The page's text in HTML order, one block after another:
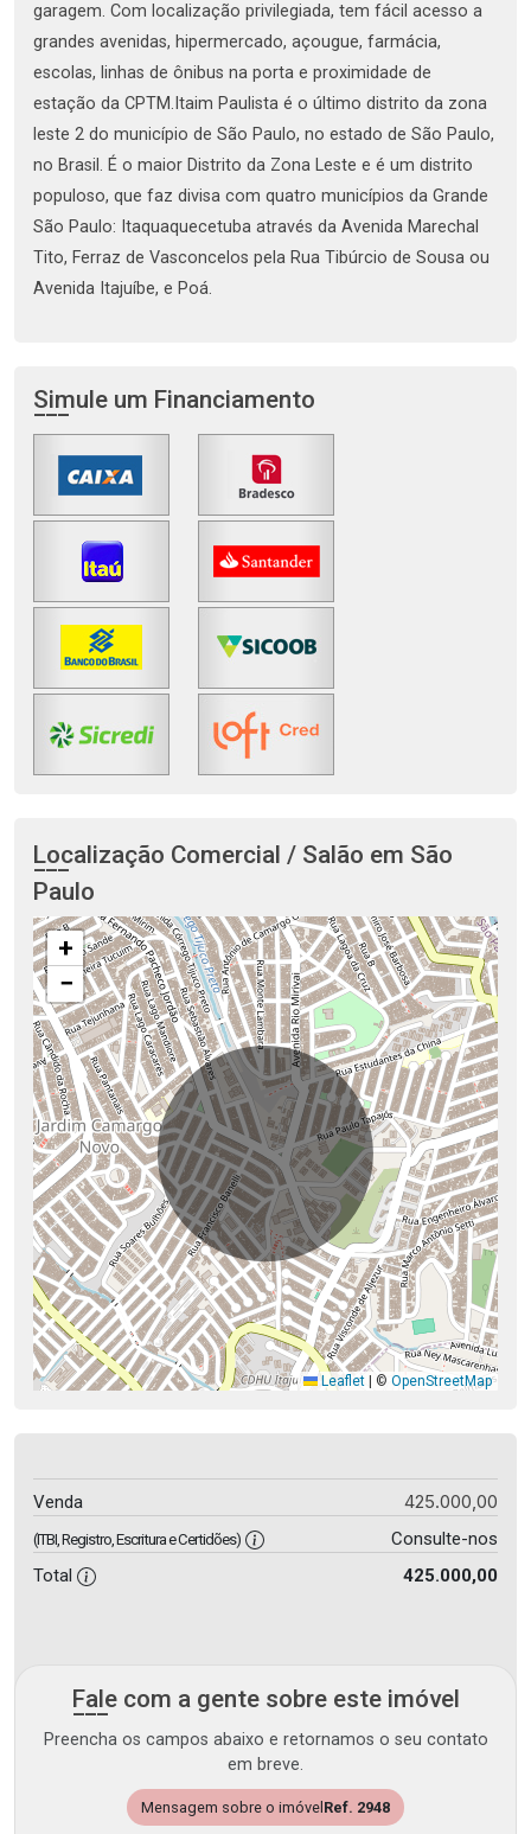
garagem. Com localização privilegiada, tem fácil acesso a
grandes avenidas, hipermercado, açougue, farmácia,
escolas, linhas de ônibus na porta e proximidade de
estação da CPTM.Itaim Paulista é o último distrito da zona
leste 2 do município de São Paulo, no estado de São Paulo,
no Brasil. É o maior Distrito da Zona Leste e é um distrito
populoso, que faz divisa com quatro municípios da Grande
São Paulo: Itaquaquecetuba através da Avenida Marechal
Tito, Ferraz de Vasconcelos pela Rua Tibúrcio de Sousa ou
Avenida Itajuíbe, e Poá.
Simule um Financiamento
Localização Comercial / Salão em São
Paulo
+
−
Leaflet © OpenStreetMap
Venda 425.000,00
(ITBI, Registro, Escritura e Certidões)
Consulte-nos
Total
425.000,00
Fale com a gente sobre este imóvel
Preencha os campos abaixo e retornamos o seu contato
em breve.
Mensagem sobre o imóvel Ref. 2948